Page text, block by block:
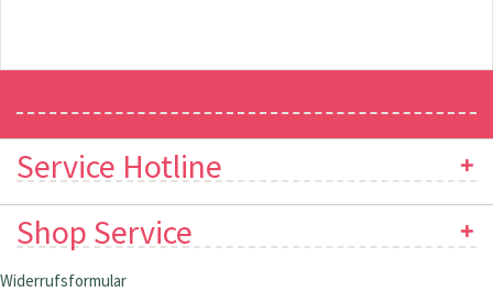
Service Hotline
Shop Service
Widerrufsformular